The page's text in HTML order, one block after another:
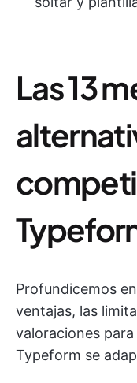
Las 13
Profundicemos
ventajas, las
valoraciones
Typeform se